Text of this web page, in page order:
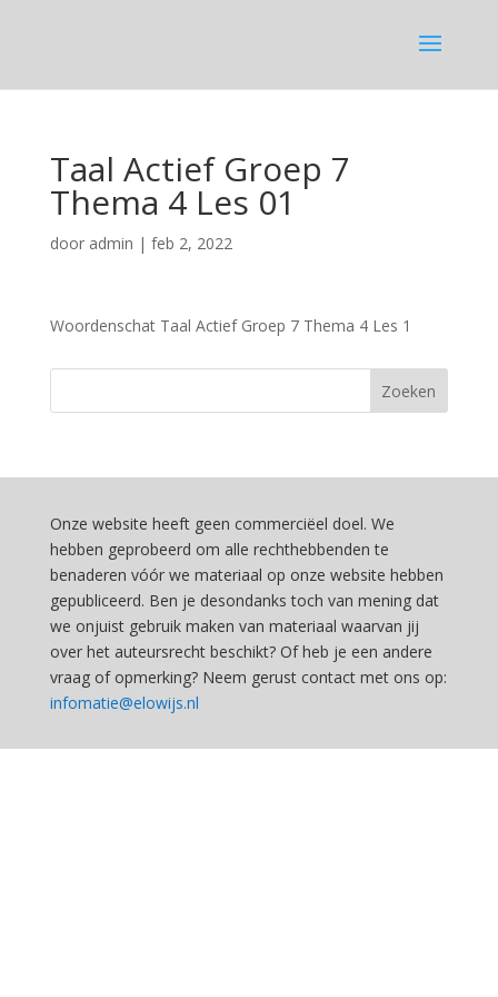
Taal Actief Groep 7
Thema 4 Les 01
door admin | feb 2, 2022
Woordenschat Taal Actief Groep 7 Thema 4 Les 1
Onze website heeft geen commerciëel doel. We
hebben geprobeerd om alle rechthebbenden te
benaderen vóór we materiaal op onze website hebben
gepubliceerd. Ben je desondanks toch van mening dat
we onjuist gebruik maken van materiaal waarvan jij
over het auteursrecht beschikt? Of heb je een andere
vraag of opmerking? Neem gerust contact met ons op:
infomatie@elowijs.nl